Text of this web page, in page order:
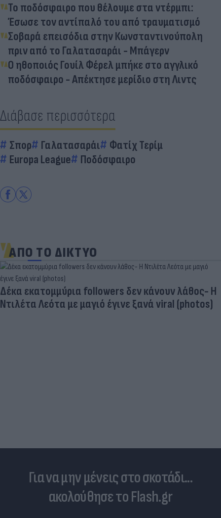
Το ποδόσφαιρο που θέλουμε στα ντέρμπι:
Έσωσε τον αντίπαλό του από τραυματισμό
Σοβαρά επεισόδια στην Κωνσταντινούπολη
πριν από το Γαλατασαράι - Μπάγερν
Ο ηθοποιός Γουίλ Φέρελ μπήκε στο αγγλικό
ποδόσφαιρο - Απέκτησε μερίδιο στη Λιντς
Διάβασε περισσότερα
Σπορ Γαλατασαράι
Φατίχ Τερίμ
Europa League
Ποδόσφαιρο
ΑΠΟ ΤΟ ΔΙΚΤΥΟ
Δέκα εκατομμύρια followers δεν κάνουν λάθος- Η
Ντιλέτα Λεότα με μαγιό έγινε ξανά viral (photos)
Για να μην μένεις στο σκοτάδι...
ακολούθησε το Flash.gr